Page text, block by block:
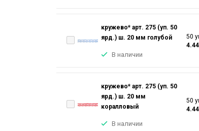
кружево* арт. 275 (уп. 50
ярд.) ш. 20 мм голубой
В наличии
50
кружево* арт. 275 (уп. 50
ярд.) ш. 20 мм
коралловый
В наличии
50